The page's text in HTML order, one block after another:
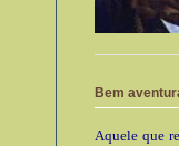
Bem
Aquele que